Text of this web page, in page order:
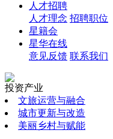
人才招聘
人才理念 招聘职位
星籍会
星华在线
意见反馈 联系我们
投资产业
文旅运营与融合
城市更新与改造
美丽乡村与赋能